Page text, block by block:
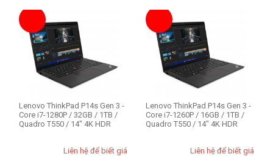
Kích cỡ màn hình (1)
13.3 inch
14 inch
14.5 inch
15.6 inch
16 inch
Legion 5 Pro
Lenovo ThinkPad P14s Gen 3 -
Core i7-1280P / 32GB / 1TB /
Quadro T550 / 14" 4K HDR
Liên hệ để biết giá
Lenovo ThinkPad P14s Gen 3 -
Core i7-1260P / 16GB / 1TB /
Quadro T550 / 14" 4K HDR
Liên hệ để biết giá